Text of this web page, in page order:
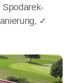
Spodarek-
✓